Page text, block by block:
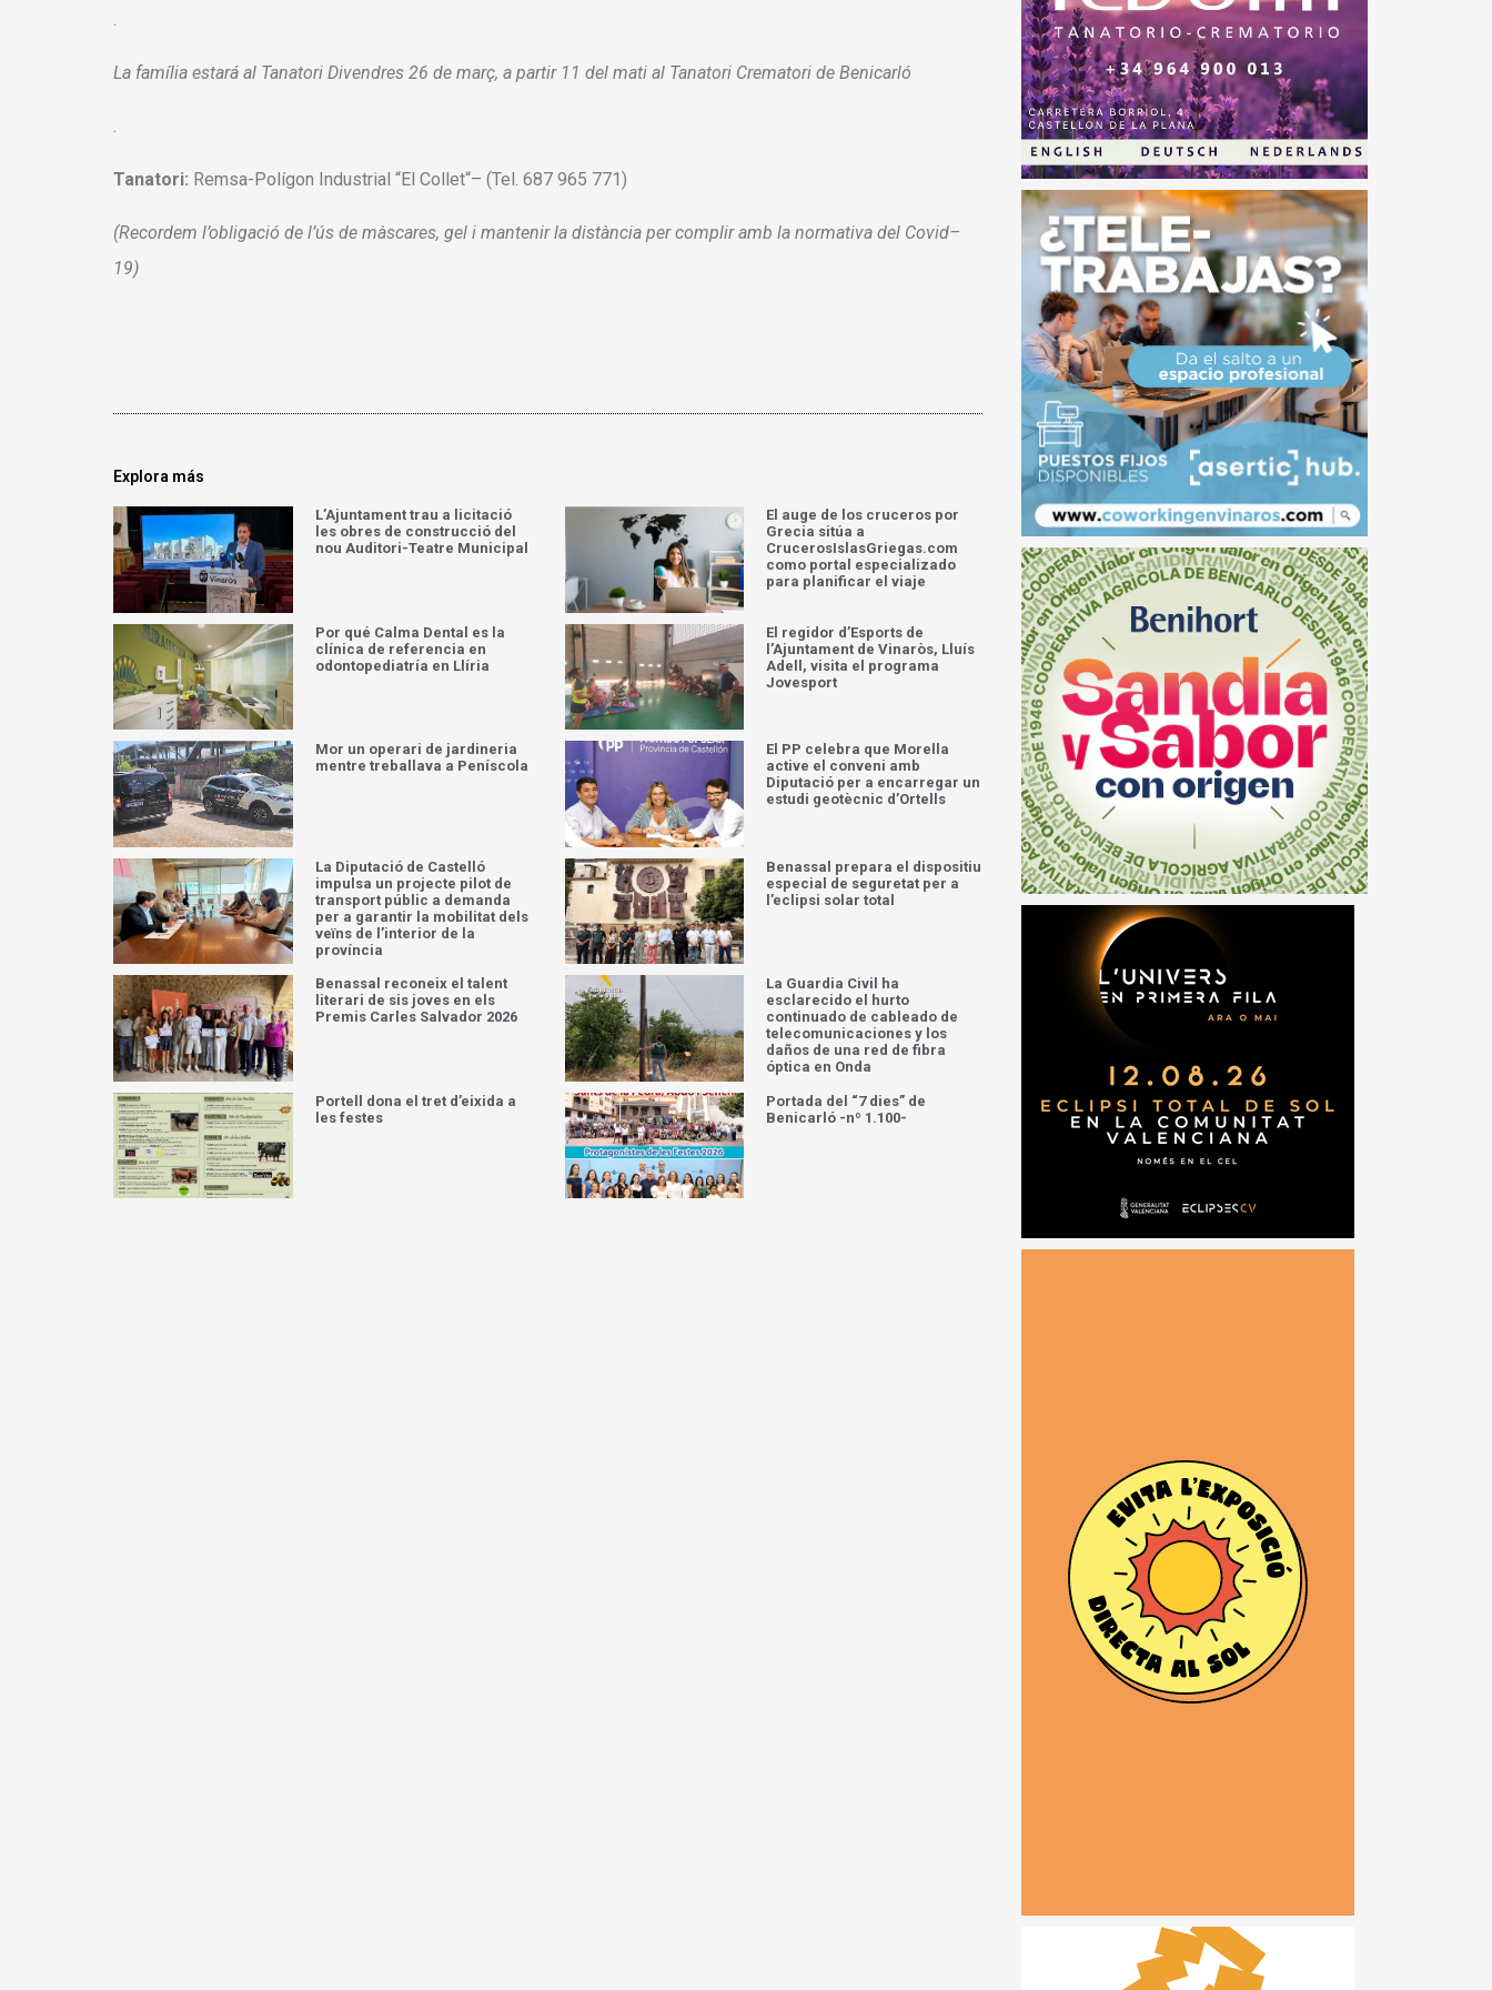
.
La família estará al Tanatori Divendres 26 de març, a partir 11 del mati al Tanatori Crematori de Benicarló
.
Tanatori: Remsa- Polígon ndustrial “El Collet“– (Tel. 687 965 771)
(Recordem l’obligació de l’ús de màscares, gel i mantenir la distància per complir amb la normativa del Covid–
19)
Explora más
L’Ajuntament trau a licitació
les obres de construcció del
nou Auditori-Teatre Municipal
El auge de los cruceros por
Grecia sitúa a
CrucerosIslasGriegas.com
como portal especializado
para planificar el viaje
Por qué Calma Dental es la
clínica de referencia en
odontopediatría en Llíria
El regidor d’Esports de
l’Ajuntament de Vinaròs, Lluís
Adell, visita el programa
Jovesport
Mor un operari de jardineria
mentre treballava a Peníscola
El PP celebra que Morella
active el conveni amb
Diputació per a encarregar un
estudi geotècnic d’Ortells
La Diputació de Castelló
impulsa un projecte pilot de
transport públic a demanda
per a garantir la mobilitat dels
veïns de l’interior de la
província
Benassal prepara el dispositiu
especial de seguretat per a
l’eclipsi solar total
Benassal reconeix el talent
literari de sis joves en els
Premis Carles Salvador 2026
La Guardia Civil ha
esclarecido el hurto
continuado de cableado de
telecomunicaciones y los
daños de una red de fibra
óptica en Onda
Portell dona el tret d’eixida a
les festes
Portada del “7 dies” de
Benicarló -nº 1.100-